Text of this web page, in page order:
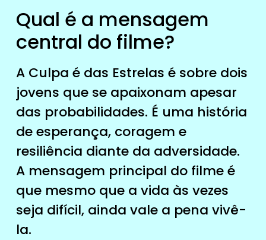
Qual é a mensagem
central do filme?
A Culpa é das Estrelas é sobre dois
jovens que se apaixonam apesar
das probabilidades. É uma história
de esperança, coragem e
resiliência diante da adversidade.
A mensagem principal do filme é
que mesmo que a vida às vezes
seja difícil, ainda vale a pena vivê-
la.